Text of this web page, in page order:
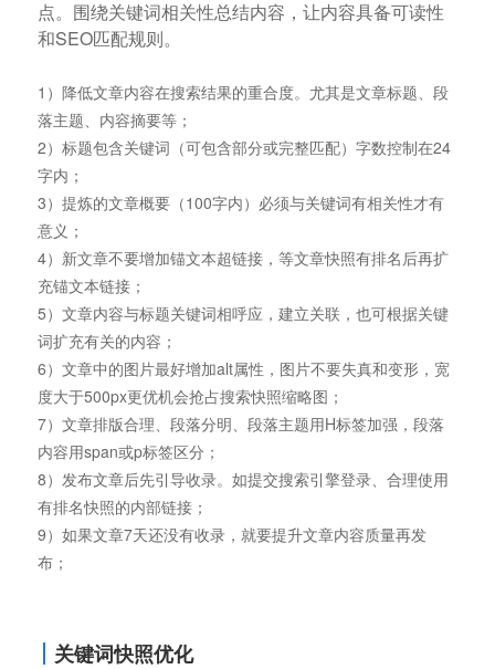
点。围绕关键词相关性总结内容，让内容具备可读性
和SEO匹配规则。
1）降低文章内容在搜索结果的重合度。尤其是文章标题、段
落主题、内容摘要等；
2）标题包含关键词（可包含部分或完整匹配）字数控制在24
字内；
3）提炼的文章概要（100字内）必须与关键词有相关性才有
意义；
4）新文章不要增加锚文本超链接，等文章快照有排名后再扩
充锚文本链接；
5）文章内容与标题关键词相呼应，建立关联，也可根据关键
词扩充有关的内容；
6）文章中的图片最好增加alt属性，图片不要失真和变形，宽
度大于500px更优机会抢占搜索快照缩略图；
7）文章排版合理、段落分明、段落主题用H标签加强，段落
内容用span或p标签区分；
8）发布文章后先引导收录。如提交搜索引擎登录、合理使用
有排名快照的内部链接；
9）如果文章7天还没有收录，就要提升文章内容质量再发
布；
关键词快照优化